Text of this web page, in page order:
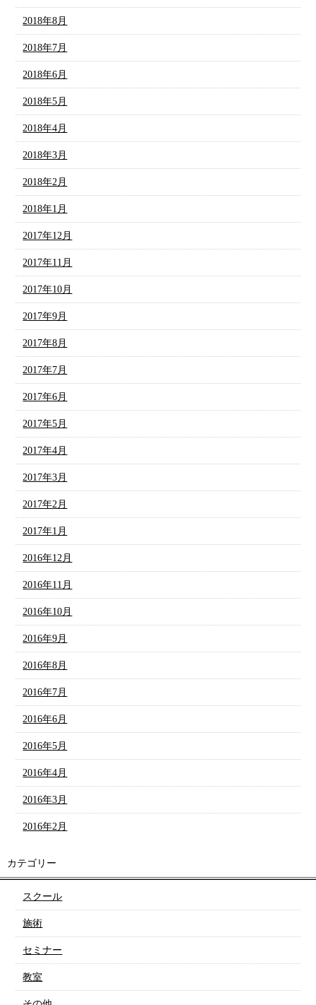
2018年8月
2018年7月
2018年6月
2018年5月
2018年4月
2018年3月
2018年2月
2018年1月
2017年12月
2017年11月
2017年10月
2017年9月
2017年8月
2017年7月
2017年6月
2017年5月
2017年4月
2017年3月
2017年2月
2017年1月
2016年12月
2016年11月
2016年10月
2016年9月
2016年8月
2016年7月
2016年6月
2016年5月
2016年4月
2016年3月
2016年2月
カテゴリー
スクール
施術
セミナー
教室